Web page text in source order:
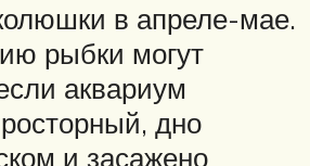
в апреле-мае.
рыбки могут
аквариум
дно
и засажено